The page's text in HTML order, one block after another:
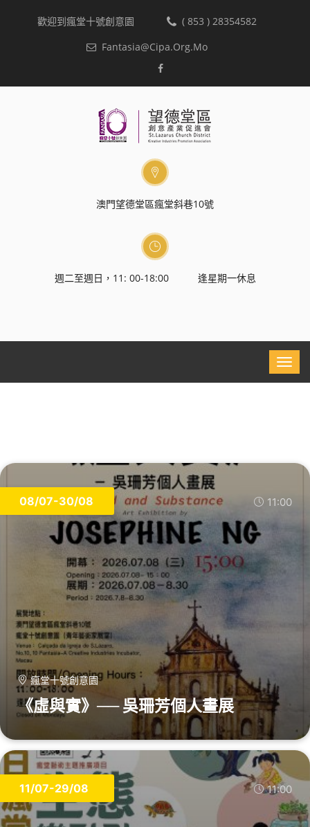
歡迎到瘋堂十號創意園
( 853 ) 28354582
Fantasia@cipa.org.mo
澳門望德堂區瘋堂斜巷10號
週二至週日，11: 00-18:00 逢星期一休息